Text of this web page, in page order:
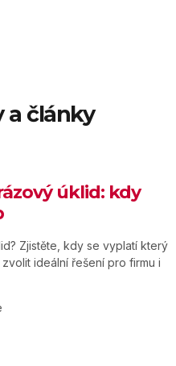
a články
úklid: kdy
Zjistěte, kdy se vyplatí který
ideální řešení pro firmu i